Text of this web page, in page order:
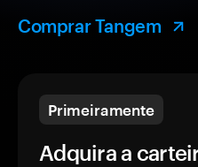
Comprar Tangem
Primeiramente
Adquira a